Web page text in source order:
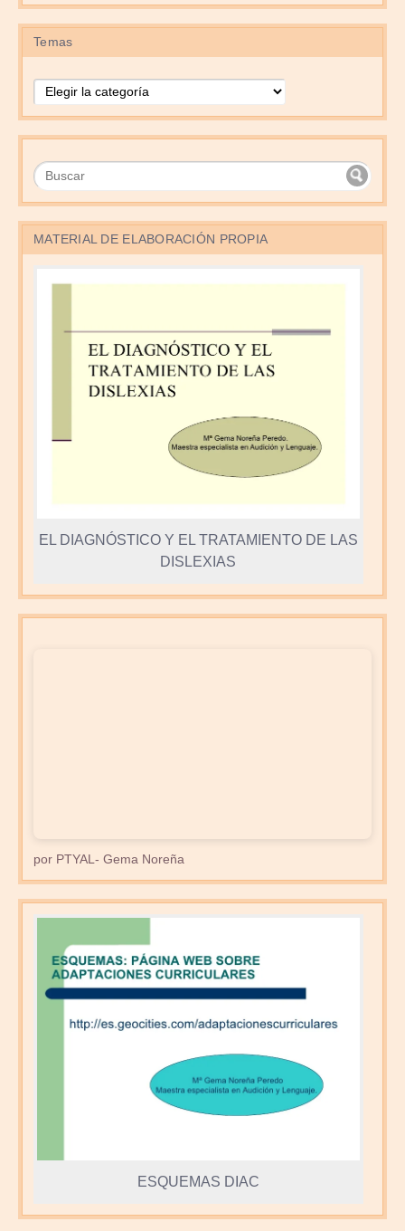
Temas
MATERIAL DE ELABORACIÓN PROPIA
EL DIAGNÓSTICO Y EL TRATAMIENTO DE LAS
DISLEXIAS
por PTYAL- Gema Noreña
ESQUEMAS DIAC